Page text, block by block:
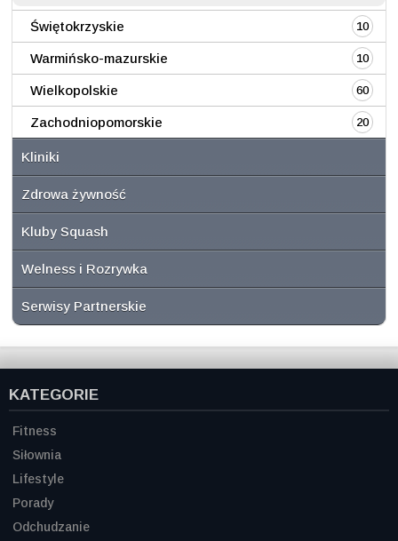
Świętokrzyskie 10
Warmińsko-mazurskie 10
Wielkopolskie 60
Zachodniopomorskie 20
Kliniki
Zdrowa żywność
Kluby Squash
Welness i Rozrywka
Serwisy Partnerskie
KATEGORIE
Fitness
Siłownia
Lifestyle
Porady
Odchudzanie